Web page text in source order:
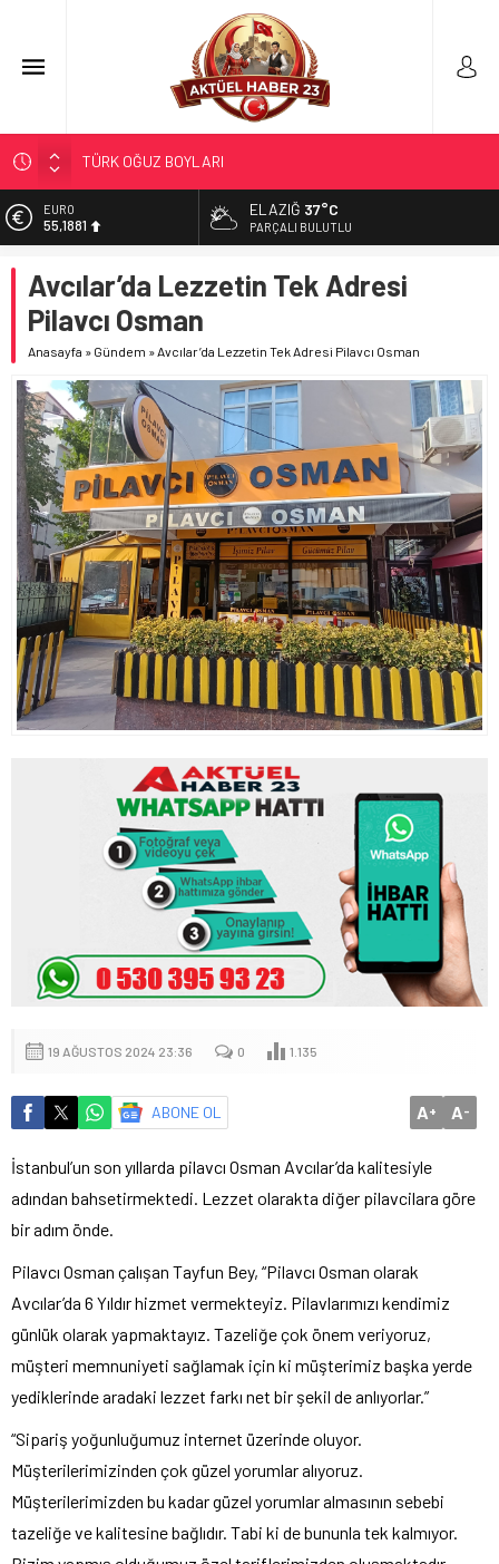
TÜRK OĞUZ BOYLARI
ERDEM; ENTÜBE EDİLDİ…
ELAZIĞ’DA TEFECİLİK OPERASYONU
YRP’DEN, KARAYOLCULARA TEŞEKKÜR
EURO
55,1881
6.660,55
BİST
13.779,39
47,7111
ELAZIĞ 37°C
PARÇALI BULUTLU
Avcılar’da Lezzetin Tek Adresi
Pilavcı Osman
Anasayfa » Gündem »Avcılar’da Lezzetin Tek Adresi Pilavcı Osman
19 AĞUSTOS 2024 23:36 0 1.135
ABONE OL A+ A-
İstanbul’un son yıllarda pilavcı Osman Avcılar’da kalitesiyle
adından bahsetirmektedi. Lezzet olarakta diğer pilavcilara göre
bir adım önde.
Pilavcı Osman çalışan Tayfun Bey, “Pilavcı Osman olarak
Avcılar’da 6 Yıldır hizmet vermekteyiz. Pilavlarımızı kendimiz
günlük olarak yapmaktayız. Tazeliğe çok önem veriyoruz,
müşteri memnuniyeti sağlamak için ki müşterimiz başka yerde
yediklerinde aradaki lezzet farkı net bir şekil de anlıyorlar.”
“Sipariş yoğunluğumuz internet üzerinde oluyor.
Müşterilerimizinden çok güzel yorumlar alıyoruz.
Müşterilerimizden bu kadar güzel yorumlar almasının sebebi
tazeliğe ve kalitesine bağlıdır. Tabi ki de bununla tek kalmıyor.